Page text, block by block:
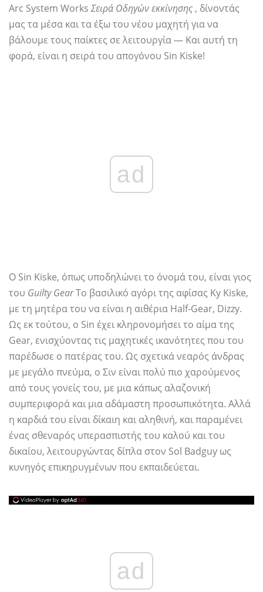
Arc System Works Σειρά Οδηγών εκκίνησης , δίνοντάς
μας τα μέσα και τα έξω του νέου μαχητή για να
βάλουμε τους παίκτες σε λειτουργία — Και αυτή τη
φορά, είναι η σειρά του απογόνου Sin Kiske!
ad
Ο Sin Kiske, όπως υποδηλώνει το όνομά του, είναι γιος
του Guilty GearΤο βασιλικό αγόρι της αφίσας Ky Kiske,
με τη μητέρα του να είναι η αιθέρια Half-Gear, Dizzy.
Ως εκ τούτου, ο Sin έχει κληρονομήσει το αίμα της
Gear, ενισχύοντας τις μαχητικές ικανότητες που του
παρέδωσε ο πατέρας του. Ως σχετικά νεαρός άνδρας
με μεγάλο πνεύμα, ο Σιν είναι πολύ πιο χαρούμενος
από τους γονείς του, με μια κάπως αλαζονική
συμπεριφορά και μια αδάμαστη προσωπικότητα. Αλλά
η καρδιά του είναι δίκαιη και αληθινή, και παραμένει
ένας σθεναρός υπερασπιστής του καλού και του
δικαίου, λειτουργώντας δίπλα στον Sol Badguy ως
κυνηγός επικηρυγμένων που εκπαιδεύεται.
ad